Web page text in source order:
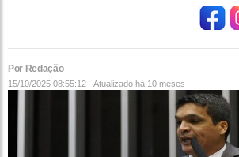
Por Redação
15/10/2025 08:55:12 - Atualizado há 10 meses